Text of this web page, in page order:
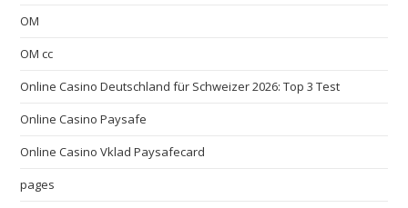
OM
OM cc
Online Casino Deutschland für Schweizer 2026: Top 3 Test
Online Casino Paysafe
Online Casino Vklad Paysafecard
pages